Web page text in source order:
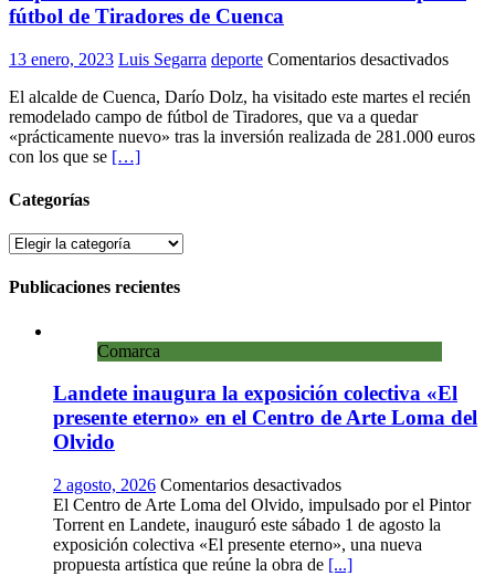
fútbol de Tiradores de Cuenca
13 enero, 2023 Luis Segarra deporte Comentarios desactivadosen
El alcalde de Cuenca, Darío Dolz, ha visitado este martes el recién
remodelado campo de fútbol de Tiradores, que va a quedar
«prácticamente nuevo» tras la inversión realizada de 281.000 euros
con los que se […]
Categorías
Categorías
Publicaciones recientes
Comarca
Landete inaugura la exposición colectiva «El
presente eterno» en el Centro de Arte Loma del
Olvido
2 agosto, 2026 Comentarios desactivadosen
Landete
inaugura
la
exposición
El Centro de Arte Loma del Olvido, impulsado por el Pintor
Torrent en Landete, inauguró este sábado 1 de agosto la
exposición colectiva «El presente eterno», una nueva
propuesta artística que reúne la obra de [...]